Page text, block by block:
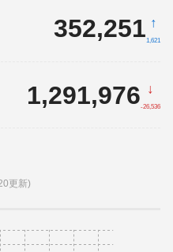
352,251 ↑
1,621
1,291,976 ↓
-26,536
更新)